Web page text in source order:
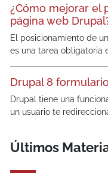
¿Cómo mejorar el
página web
El posicionamiento de
es una tarea obligatoria
Drupal 8
Drupal tiene una
un usuario te
Últimos